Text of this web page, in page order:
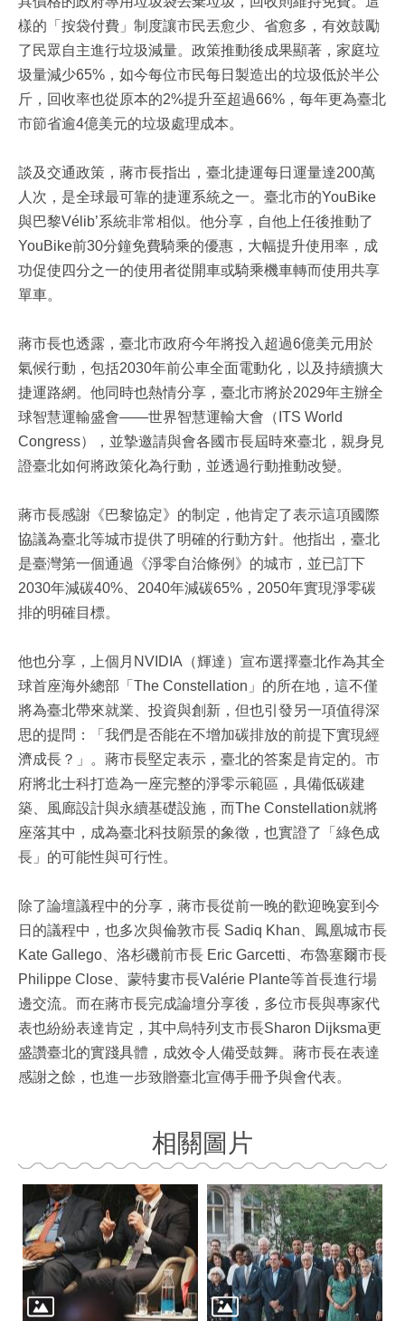
樣的「按袋付費」制度讓市民丟愈少、省愈多，有效鼓勵
了民眾自主進行垃圾減量。政策推動後成果顯著，家庭垃
圾量減少65%，如今每位市民每日製造出的垃圾低於半公
斤，回收率也從原本的2%提升至超過66%，每年更為臺北
市節省逾4億美元的垃圾處理成本。
談及交通政策，蔣市長指出，臺北捷運每日運量達200萬
人次，是全球最可靠的捷運系統之一。臺北市的YouBike
與巴黎Vélib’系統非常相似。他分享，自他上任後推動了
YouBike前30分鐘免費騎乘的優惠，大幅提升使用率，成
功促使四分之一的使用者從開車或騎乘機車轉而使用共享
單車。
蔣市長也透露，臺北市政府今年將投入超過6億美元用於
氣候行動，包括2030年前公車全面電動化，以及持續擴大
捷運路網。他同時也熱情分享，臺北市將於2029年主辦全
球智慧運輸盛會——世界智慧運輸大會（ITS World
Congress），並摯邀請與會各國市長屆時來臺北，親身見
證臺北如何將政策化為行動，並透過行動推動改變。
蔣市長感謝《巴黎協定》的制定，他肯定了表示這項國際
協議為臺北等城市提供了明確的行動方針。他指出，臺北
是臺灣第一個通過《淨零自治條例》的城市，並已訂下
2030年減碳40%、2040年減碳65%，2050年實現淨零碳
排的明確目標。
他也分享，上個月NVIDIA（輝達）宣布選擇臺北作為其全
球首座海外總部「The Constellation」的所在地，這不僅
將為臺北帶來就業、投資與創新，但也引發另一項值得深
思的提問：「我們是否能在不增加碳排放的前提下實現經
濟成長？」。蔣市長堅定表示，臺北的答案是肯定的。市
府將北士科打造為一座完整的淨零示範區，具備低碳建
築、風廊設計與永續基礎設施，而The Constellation就將
座落其中，成為臺北科技願景的象徵，也實證了「綠色成
長」的可能性與可行性。
除了論壇議程中的分享，蔣市長從前一晚的歡迎晚宴到今
日的議程中，也多次與倫敦市長 Sadiq Khan、鳳凰城市長
Kate Gallego、洛杉磯前市長 Eric Garcetti、布魯塞爾市長
Philippe Close、蒙特婁市長Valérie Plante等首長進行場
邊交流。而在蔣市長完成論壇分享後，多位市長與專家代
表也紛紛表達肯定，其中烏特列支市長Sharon Dijksma更
盛讚臺北的實踐具體，成效令人備受鼓舞。蔣市長在表達
感謝之餘，也進一步致贈臺北宣傳手冊予與會代表。
相關圖片